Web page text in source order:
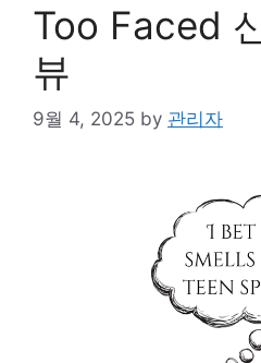
Too Faced
뷰
9월 4, 2025 by 관리자